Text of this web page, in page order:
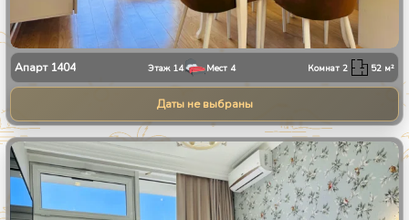
Апарт 1404 Этаж 14 Мест 4 Комнат2 52 м²
Даты не выбраны